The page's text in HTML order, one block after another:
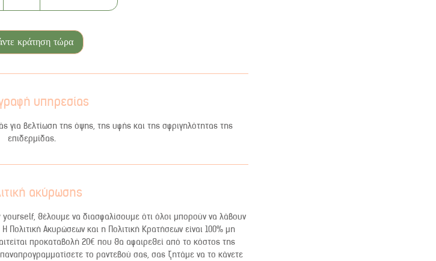
κράτηση τώρα
υπηρεσίας
για βελτίωση της όψης, της υφής και της σφριγηλότητας της
επιδερμίδας.
ακύρωσης
θέλουμε να διασφαλίσουμε ότι όλοι μπορούν να λάβουν
Πολιτική Ακυρώσεων και η Πολιτική Κρατήσεων είναι 100% μη
προκαταβολή 20€ που θα αφαιρεθεί από το κόστος της
το ραντεβού σας, σας ζητάμε να το κάνετε